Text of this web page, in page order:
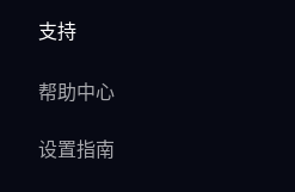
支持
帮助中心
设置指南